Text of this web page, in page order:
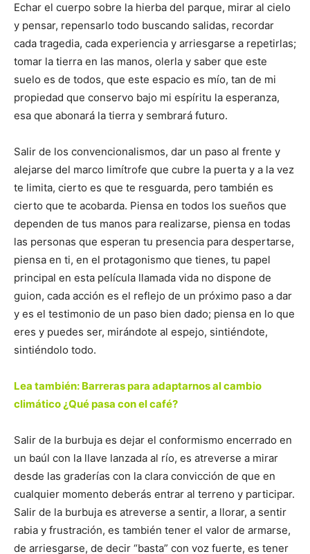
Echar el cuerpo sobre la hierba del parque, mirar al cielo
y pensar, repensarlo todo buscando salidas, recordar
cada tragedia, cada experiencia y arriesgarse a repetirlas;
tomar la tierra en las manos, olerla y saber que este
suelo es de todos, que este espacio es mío, tan de mi
propiedad que conservo bajo mi espíritu la esperanza,
esa que abonará la tierra y sembrará futuro.
Salir de los convencionalismos, dar un paso al frente y
alejarse del marco limítrofe que cubre la puerta y a la vez
te limita, cierto es que te resguarda, pero también es
cierto que te acobarda. Piensa en todos los sueños que
dependen de tus manos para realizarse, piensa en todas
las personas que esperan tu presencia para despertarse,
piensa en ti, en el protagonismo que tienes, tu papel
principal en esta película llamada vida no dispone de
guion, cada acción es el reflejo de un próximo paso a dar
y es el testimonio de un paso bien dado; piensa en lo que
eres y puedes ser, mirándote al espejo, sintiéndote,
sintiéndolo todo.
Lea también: Barreras para adaptarnos al cambio
climático ¿Qué pasa con el café?
Salir de la burbuja es dejar el conformismo encerrado en
un baúl con la llave lanzada al río, es atreverse a mirar
desde las graderías con la clara convicción de que en
cualquier momento deberás entrar al terreno y participar.
Salir de la burbuja es atreverse a sentir, a llorar, a sentir
rabia y frustración, es también tener el valor de armarse,
de arriesgarse, de decir “basta” con voz fuerte, es tener